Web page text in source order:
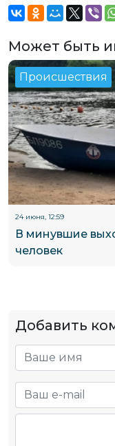
Может быть
24 июня, 12:59
В минувшие
человек
Происшествия
Добавить